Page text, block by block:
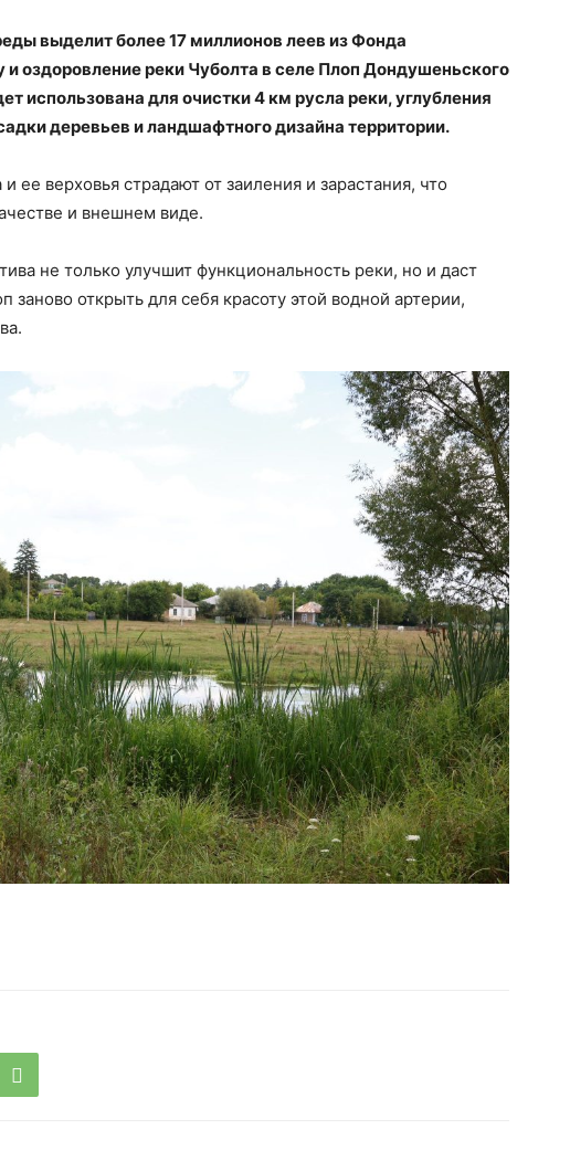
выделит более 17 миллионов леев из Фонда
оздоровление реки Чуболта в селе Плоп Дондушеньского
использована для очистки 4 км русла реки, углубления
деревьев и ландшафтного дизайна территории.
ее верховья страдают от заиления и зарастания, что
и внешнем виде.
не только улучшит функциональность реки, но и даст
открыть для себя красоту этой водной артерии,